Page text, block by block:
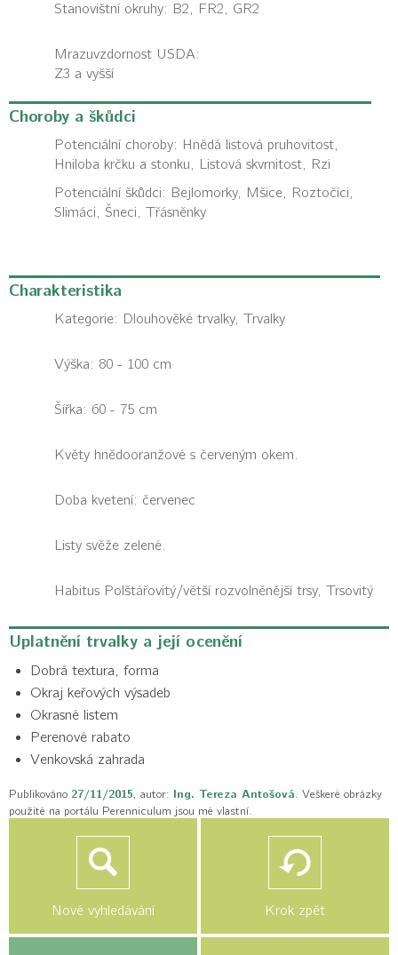
Stanovištní okruhy: B2, FR2, GR2
Mrazuvzdornost USDA:
Z3 a vyšší
Choroby a škůdci
Potenciální choroby: Hnědá listová pruhovitost,
Hniloba krčku a stonku, Listová skvrnitost, Rzi
Potenciální škůdci: Bejlomorky, Mšice, Roztočíci,
Slimáci, Šneci, Třásněnky
Charakteristika
Kategorie: Dlouhověké trvalky, Trvalky
Výška: 80 - 100 cm
Šířka: 60 - 75 cm
Květy hnědooranžové s červeným okem.
Doba kvetení: červenec
Listy svěže zelené.
Habitus Polštářovitý/větší rozvolněnější trsy, Trsovitý
Uplatnění trvalky a její ocenění
Dobrá textura, forma
Okraj keřových výsadeb
Okrasné listem
Perenové rabato
Venkovská zahrada
Publikováno 27/11/2015, autor: Ing. Tereza Antošová. Veškeré obrázky
použité na portálu Perenniculum jsou mé vlastní.
Nové vyhledávání Krok zpět